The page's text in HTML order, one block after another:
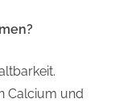
Calcium und